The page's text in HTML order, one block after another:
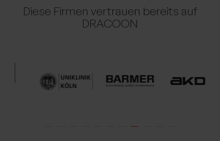
Diese Firmen vertrauen bereits auf
DRACOON